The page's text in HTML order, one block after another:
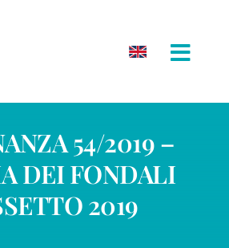
54/2019 –
DEI FONDALI
2019